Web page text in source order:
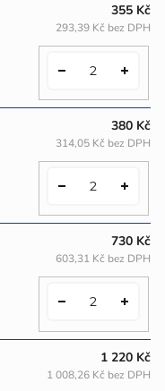
355 Kč
293,39 Kč bez DPH
380 Kč
314,05 Kč bez DPH
730 Kč
603,31 Kč bez DPH
1 220 Kč
1 008,26 Kč bez DPH